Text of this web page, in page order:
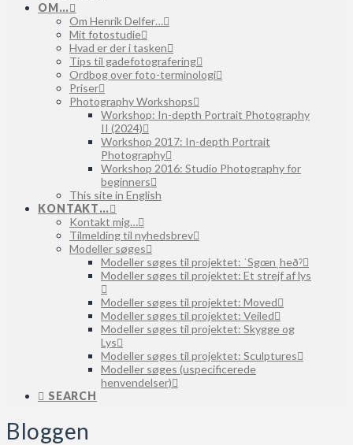
OM…
Om Henrik Delfer…
Mit fotostudie
Hvad er der i tasken
Tips til gadefotografering
Ordbog over foto-terminologi
Priser
Photography Workshops
Workshop: In-depth Portrait Photography
II (2024)
Workshop 2017: In-depth Portrait
Photography
Workshop 2016: Studio Photography for
beginners
This site in English
KONTAKT…
Kontakt mig…
Tilmelding til nyhedsbrev
Modeller søges
Modeller søges til projektet: ˈSgœnˌheðˀ
Modeller søges til projektet: Et strejf af lys
Modeller søges til projektet: Moved
Modeller søges til projektet: Veiled
Modeller søges til projektet: Skygge og
Lys
Modeller søges til projektet: Sculptures
Modeller søges (uspecificerede
henvendelser)
SEARCH
Bloggen